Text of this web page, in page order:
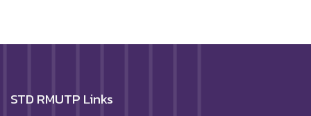
STD RMUTP Links